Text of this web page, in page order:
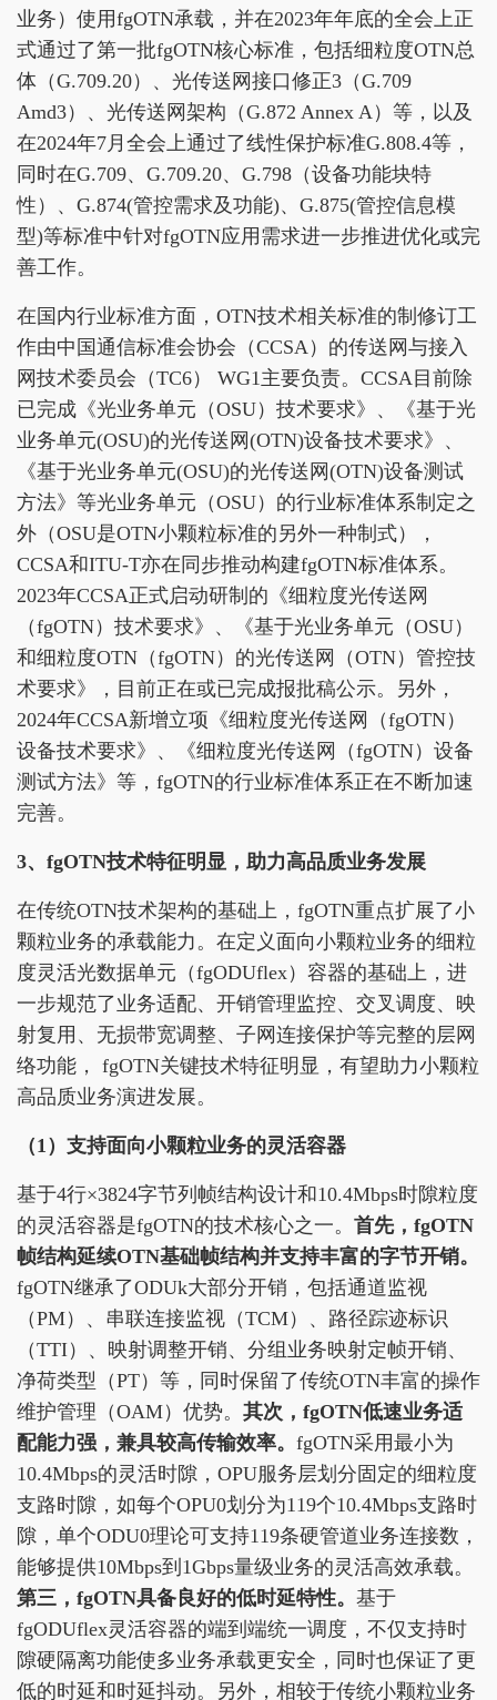
业务）使用fgOTN承载，并在2023年年底的全会上正
式通过了第一批fgOTN核心标准，包括细粒度OTN总
体（G.709.20）、光传送网接口修正3（G.709
Amd3）、光传送网架构（G.872 Annex A）等，以及
在2024年7月全会上通过了线性保护标准G.808.4等，
同时在G.709、G.709.20、G.798（设备功能块特
性）、G.874(管控需求及功能)、G.875(管控信息模
型)等标准中针对fgOTN应用需求进一步推进优化或完
善工作。
在国内行业标准方面，OTN技术相关标准的制修订工
作由中国通信标准会协会（CCSA）的传送网与接入
网技术委员会（TC6） WG1主要负责。CCSA目前除
已完成《光业务单元（OSU）技术要求》、《基于光
业务单元(OSU)的光传送网(OTN)设备技术要求》、
《基于光业务单元(OSU)的光传送网(OTN)设备测试
方法》等光业务单元（OSU）的行业标准体系制定之
外（OSU是OTN小颗粒标准的另外一种制式），
CCSA和ITU-T亦在同步推动构建fgOTN标准体系。
2023年CCSA正式启动研制的《细粒度光传送网
（fgOTN）技术要求》、《基于光业务单元（OSU）
和细粒度OTN（fgOTN）的光传送网（OTN）管控技
术要求》，目前正在或已完成报批稿公示。另外，
2024年CCSA新增立项《细粒度光传送网（fgOTN）
设备技术要求》、《细粒度光传送网（fgOTN）设备
测试方法》等，fgOTN的行业标准体系正在不断加速
完善。
3、fgOTN技术特征明显，助力高品质业务发展
在传统OTN技术架构的基础上，fgOTN重点扩展了小
颗粒业务的承载能力。在定义面向小颗粒业务的细粒
度灵活光数据单元（fgODUflex）容器的基础上，进
一步规范了业务适配、开销管理监控、交叉调度、映
射复用、无损带宽调整、子网连接保护等完整的层网
络功能， fgOTN关键技术特征明显，有望助力小颗粒
高品质业务演进发展。
（1） 支持面向小颗粒业务的灵活容器
基于4行×3824字节列帧结构设计和10.4Mbps时隙粒度
的灵活容器是fgOTN的技术核心之一。 首先， fgOTN
帧结构延续OTN基础帧结构并支持丰富的字节开销。
fgOTN继承了ODUk大部分开销，包括通道监视
（PM）、串联连接监视（TCM）、路径踪迹标识
（TTI）、映射调整开销、分组业务映射定帧开销、
净荷类型（PT）等，同时保留了传统OTN丰富的操作
维护管理（OAM）优势。 其次， fgOTN低速业务适
配能力强， 兼具较高传输效率。 fgOTN采用最小为
10.4Mbps的灵活时隙，OPU服务层划分固定的细粒度
支路时隙，如每个OPU0划分为119个10.4Mbps支路时
隙，单个ODU0理论可支持119条硬管道业务连接数，
能够提供10Mbps到1Gbps量级业务的灵活高效承载。
第三， fgOTN具备良好的低时延特性。 基于
fgODUflex灵活容器的端到端统一调度，不仅支持时
隙硬隔离功能使多业务承载更安全，同时也保证了更
低的时延和时延抖动。另外，相较于传统小颗粒业务